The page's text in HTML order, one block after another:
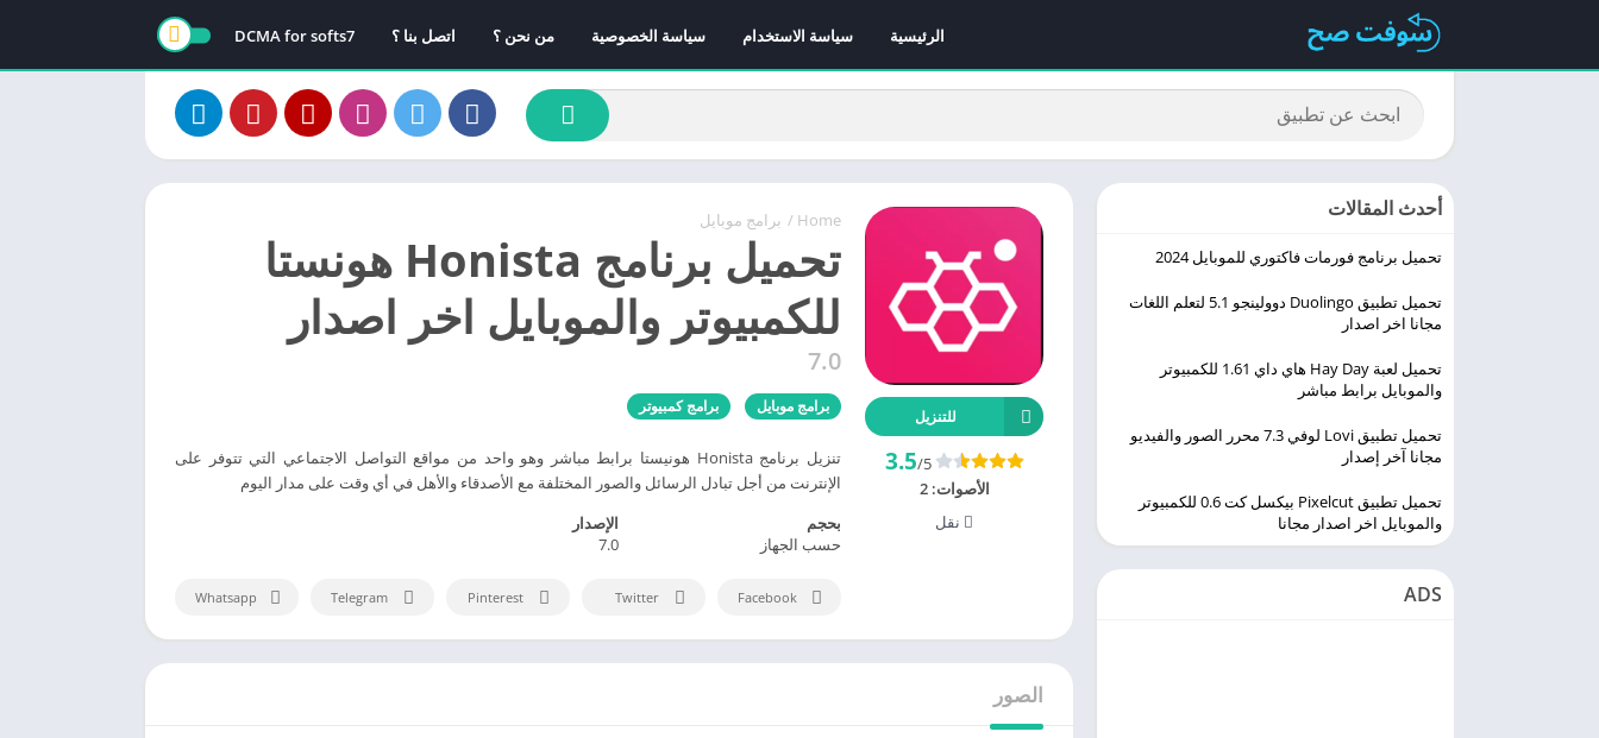
الرئيسية سياسة الاستخدام سياسة الخصوصية من نحن ؟ اتصل بنا ؟ DCMA for softs7
Home
/ برامج موبايل
تحميل برنامج Honista هونستا
للكمبيوتر والموبايل اخر اصدار
7.0
برامج موبايل برامج كمبيوتر
تنزيل برنامج Honista هونيستا برابط مباشر وهو واحد من مواقع التواصل الاجتماعي التي تتوفر على
الإنترنت من أجل تبادل الرسائل والصور المختلفة مع الأصدقاء والأهل في أي وقت على مدار اليوم
للتنزيل
3.5/5
الأصوات:2
نقل
بحجم
حسب الجهاز
الإصدار
7.0
Facebook
Twitter
Pinterest
Telegram
Whatsapp
الصور
أحدث المقالات
تحميل برنامج فورمات فاكتوري للموبايل 2024
تحميل تطبيق Duolingo ‏دوولينجو 5.1 لتعلم اللغات
مجانا اخر اصدار
تحميل لعبة Hay Day هاي داي 1.61 للكمبيوتر
والموبايل برابط مباشر
تحميل تطبيق Lovi لوفي 7.3 محرر الصور والفيديو
مجانا آخر إصدار
تحميل تطبيق Pixelcut بيكسل كت 0.6 للكمبيوتر
والموبايل اخر اصدار مجانا
ADS